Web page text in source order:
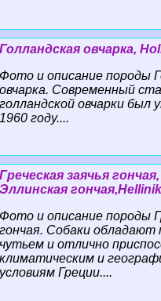
Голландская овчарка,
Фото и описание породы
овчарка. Современный
голландской овчарки был
1960 году....
Греческая заячья
Эллинская
Фото и описание породы
гончая. Собаки обладают
чутьем и отлично
климатическим и
условиям Греции....